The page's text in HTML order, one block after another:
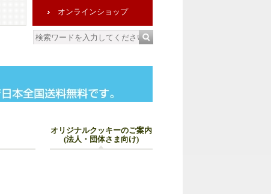
オリジナルクッキーのご案内
(法人・団体さま向け)
オンラインショップ